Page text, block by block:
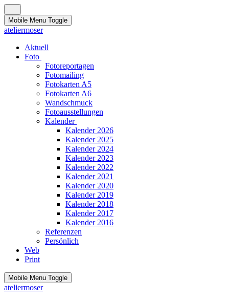
Mobile Menu Toggle
ateliermoser
Aktuell
Foto
Fotoreportagen
Fotomailing
Fotokarten A5
Fotokarten A6
Wandschmuck
Fotoausstellungen
Kalender
Kalender 2026
Kalender 2025
Kalender 2024
Kalender 2023
Kalender 2022
Kalender 2021
Kalender 2020
Kalender 2019
Kalender 2018
Kalender 2017
Kalender 2016
Referenzen
Persönlich
Web
Print
Mobile Menu Toggle
ateliermoser